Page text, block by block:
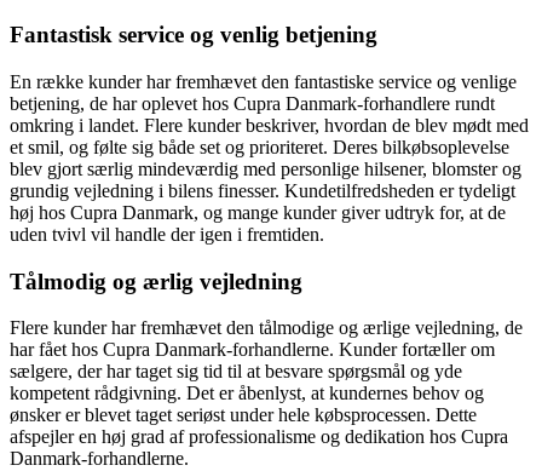
Fantastisk service og venlig betjening
En række kunder har fremhævet den fantastiske service og venlige
betjening, de har oplevet hos Cupra Danmark-forhandlere rundt
omkring i landet. Flere kunder beskriver, hvordan de blev mødt med
et smil, og følte sig både set og prioriteret. Deres bilkøbsoplevelse
blev gjort særlig mindeværdig med personlige hilsener, blomster og
grundig vejledning i bilens finesser. Kundetilfredsheden er tydeligt
høj hos Cupra Danmark, og mange kunder giver udtryk for, at de
uden tvivl vil handle der igen i fremtiden.
Tålmodig og ærlig vejledning
Flere kunder har fremhævet den tålmodige og ærlige vejledning, de
har fået hos Cupra Danmark-forhandlerne. Kunder fortæller om
sælgere, der har taget sig tid til at besvare spørgsmål og yde
kompetent rådgivning. Det er åbenlyst, at kundernes behov og
ønsker er blevet taget seriøst under hele købsprocessen. Dette
afspejler en høj grad af professionalisme og dedikation hos Cupra
Danmark-forhandlerne.